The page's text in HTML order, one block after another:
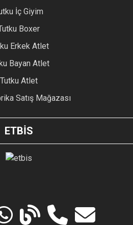
İç Giyim
Boxer
Erkek Atlet
Bayan Atlet
Tutku Atlet
Satış Mağazası
ETBİS